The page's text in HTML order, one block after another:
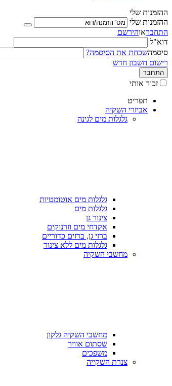
ההזמנות שלי
ההזמנות שלי
התחבראוהירשם
דוא"ל
סיסמהשכחת את הסיסמה?
רישום חשבון חדש
התחבר
זכור אותי
תפריט
אביזרי השקיה
גלגלות מים לגינה
גלגלות מים אוטומטיות
גלגלות מים
צינור גן
אקדחי מים וזרנוקים
ברזי גן, ברזים כדוריים
גלגלות מים ללא צינור
מחשבי השקיה
מחשבי השקיה גלקון
שסתום אוויר
משפכים
צנרת השקייה